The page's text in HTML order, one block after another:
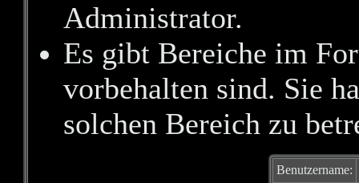
Administrator.
Es gibt Bereiche im
vorbehalten sind. Sie
solchen Bereich zu
Benutzername: